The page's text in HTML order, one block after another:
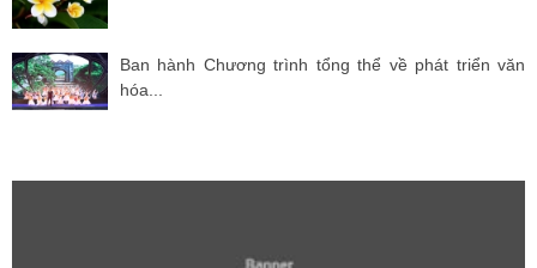
Ban hành Chương trình tổng thể về phát triển văn
hóa...